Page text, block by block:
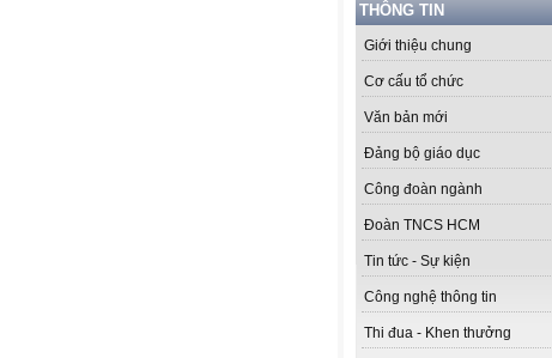
THÔNG TIN
Giới thiệu chung
Cơ cấu tổ chức
Văn bản mới
Đảng bộ giáo dục
Công đoàn ngành
Đoàn TNCS HCM
Tin tức - Sự kiện
Công nghệ thông tin
Thi đua - Khen thưởng